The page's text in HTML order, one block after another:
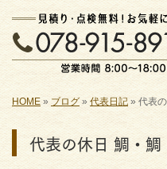
HOME » ブログ » 代表日記 »代表
代表の休日 鯛・鯛